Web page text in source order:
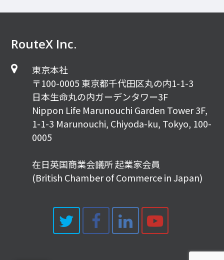
RouteX Inc.
東京本社
〒100-0005 東京都千代田区丸の内1-1-3
日本生命丸の内ガーデンタワー3F
Nippon Life Marunouchi Garden Tower 3F,
1-1-3 Marunouchi, Chiyoda-ku, Tokyo, 100-
0005
在日英国商業会議所 起業家会員
(British Chamber of Commerce in Japan)
Twitter
Facebook
LinkedIn